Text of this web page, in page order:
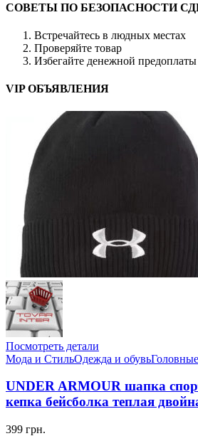
СОВЕТЫ ПО БЕЗОПАСНОСТИ
Встречайтесь в людных местах
Проверяйте товар
Избегайте денежной предоплаты
VIP ОБЪЯВЛЕНИЯ
Посмотреть детали
Мода и СтильОдежда и обувь
UNDER ARMOUR шапка
кепка бейсболка теплая
399 грн.